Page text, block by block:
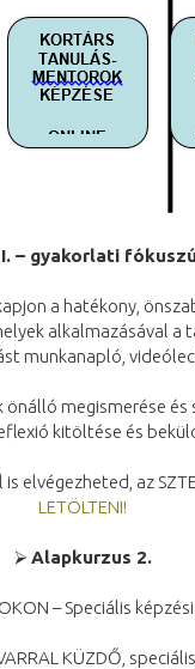
I. – gyakorlati
a hatékony,
alkalmazásával
munkanapló,
megismerése
kitöltése és
elvégezheted, az
LETÖLTENI!
⮚ Alapkurzus 2.
– Speciális
KÜZDŐ,